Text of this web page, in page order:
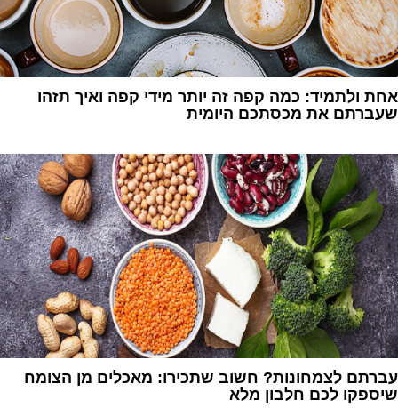
אחת ולתמיד: כמה קפה זה יותר מידי קפה ואיך תזהו
שעברתם את מכסתכם היומית
עברתם לצמחונות? חשוב שתכירו: מאכלים מן הצומח
שיספקו לכם חלבון מלא